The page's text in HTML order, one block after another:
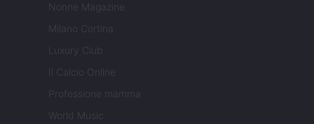
Nonne Magazine
Milano Cortina
Luxury Club
Il Calcio Online
Professione mamma
World Music